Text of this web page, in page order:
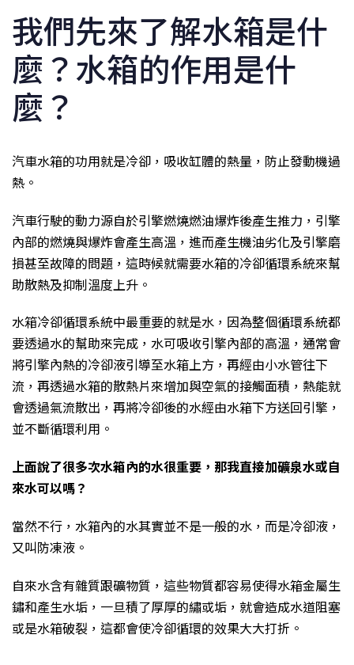
我們先來了解水箱是什
麼？水箱的作用是什
麼？
汽車水箱的功用就是冷卻，吸收缸體的熱量，防止發動機過
熱。
汽車行駛的動力源自於引擎燃燒燃油爆炸後產生推力，引擎
內部的燃燒與爆炸會產生高溫，進而產生機油劣化及引擎磨
損甚至故障的問題，這時候就需要水箱的冷卻循環系統來幫
助散熱及抑制溫度上升。
水箱冷卻循環系統中最重要的就是水，因為整個循環系統都
要透過水的幫助來完成，水可吸收引擎內部的高溫，通常會
將引擎內熱的冷卻液引導至水箱上方，再經由小水管往下
流，再透過水箱的散熱片來增加與空氣的接觸面積，熱能就
會透過氣流散出，再將冷卻後的水經由水箱下方送回引擎，
並不斷循環利用。
上面說了很多次水箱內的水很重要，那我直接加礦泉水或自
來水可以嗎？
當然不行，水箱內的水其實並不是一般的水，而是冷卻液，
又叫防凍液。
自來水含有雜質跟礦物質，這些物質都容易使得水箱金屬生
鏽和產生水垢，一旦積了厚厚的繡或垢，就會造成水道阻塞
或是水箱破裂，這都會使冷卻循環的效果大大打折。